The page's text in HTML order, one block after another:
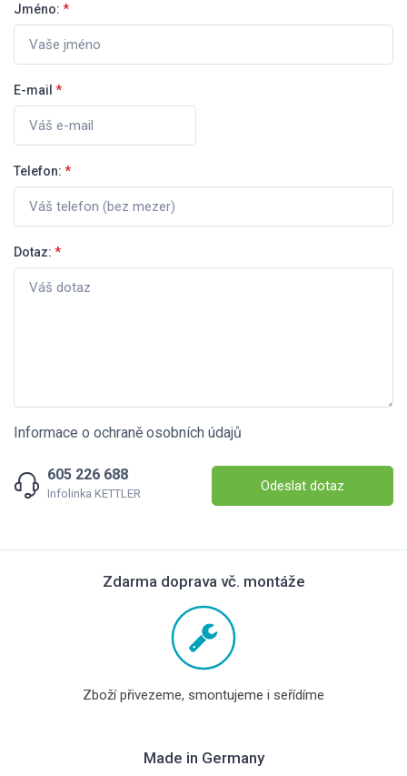
Jméno: *
E-mail *
Telefon: *
Dotaz: *
Informace o ochraně osobních údajů
605 226 688
Infolinka KETTLER Odeslat dotaz
Zdarma doprava vč. montáže
Zboží přivezeme, smontujeme i seřídíme
Made in Germany